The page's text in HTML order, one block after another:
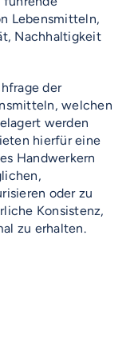
Lebensmitteln,
Nachhaltigkeit
der
welchen
werden
hierfür eine
Handwerkern
oder zu
Konsistenz,
zu erhalten.